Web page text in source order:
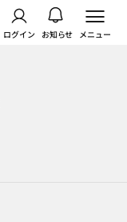
ログイン お知らせ メニュー